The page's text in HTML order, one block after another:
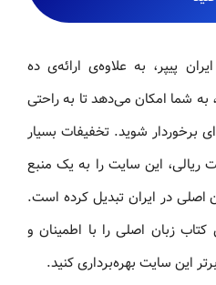
پیپر، به علاوه‌ی ارائه‌ی ده
به شما امکان می‌دهد تا به راحتی
برخوردار شوید. تخفیفات بسیار
ریالی، این سایت را به یک منبع
اصلی در ایران تبدیل کرده است.
زبان اصلی را با اطمینان و
این سایت بهره‌برداری کنید.